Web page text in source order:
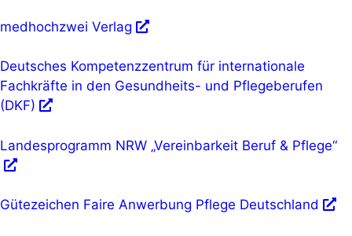
medhochzwei Verlag
Deutsches Kompetenzzentrum für internationale
Fachkräfte in den Gesundheits- und Pflegeberufen
(DKF)
Landesprogramm NRW „Vereinbarkeit Beruf & Pflege“
Gütezeichen Faire Anwerbung Pflege Deutschland